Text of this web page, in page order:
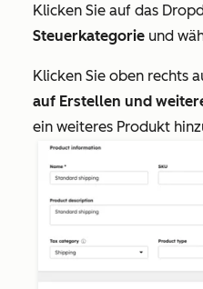
Klicken Sie auf das
Steuerkategorie und
Klicken Sie oben rechts
auf Erstellen und
ein weiteres Produkt